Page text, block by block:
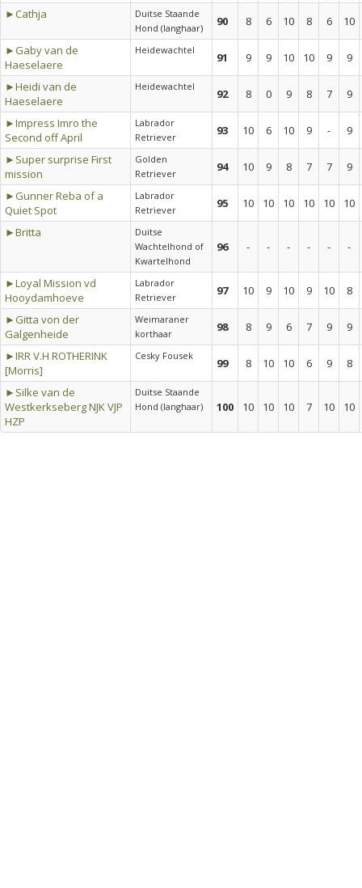
►Cathja
Duitse Staande
Hond (langhaar)
90 8 6 10 8 6
10
►Gaby van de
Haeselaere
Heidewachtel
91 9 9 10 10 9
9
►Heidi van de
Haeselaere
Heidewachtel
92 8 0 9 8 7
9
►Impress Imro the
Second off April
Labrador
Retriever
93 10 6 10 9 -
9
►Super surprise First
mission
Golden
Retriever
94 10 9 8 7 7
9
►Gunner Reba of a
Quiet Spot
Labrador
Retriever
95 10 10 10 10 10
10
►Britta
Duitse
Wachtelhond of
Kwartelhond
96 - - - - - -
►Loyal Mission vd
Hooydamhoeve
Labrador
Retriever
97 10 9 10 9 10
8
►Gitta von der
Galgenheide
Weimaraner
korthaar
98 8 9 6 7 9
9
►IRR V.H ROTHERINK
[Morris]
Cesky Fousek
99 8 10 10 6 9
8
►Silke van de
Westkerkseberg NJK VJP
HZP
Duitse Staande
Hond (langhaar)
100 10 10 10 7 10 10